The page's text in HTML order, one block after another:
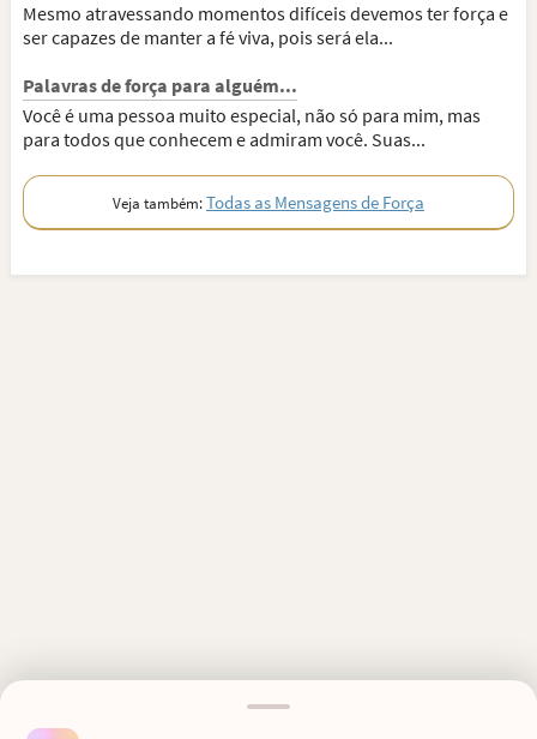
Mesmo atravessando momentos difíceis devemos ter força e
ser capazes de manter a fé viva, pois será ela...
Palavras de força para alguém...
Você é uma pessoa muito especial, não só para mim, mas
para todos que conhecem e admiram você. Suas...
Veja também:Todas as Mensagens de Força